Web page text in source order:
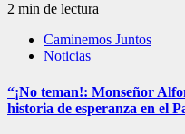
2 min de lectura
Caminemos Juntos
Noticias
“¡No teman!: Monseñor
historia de esperanza en el